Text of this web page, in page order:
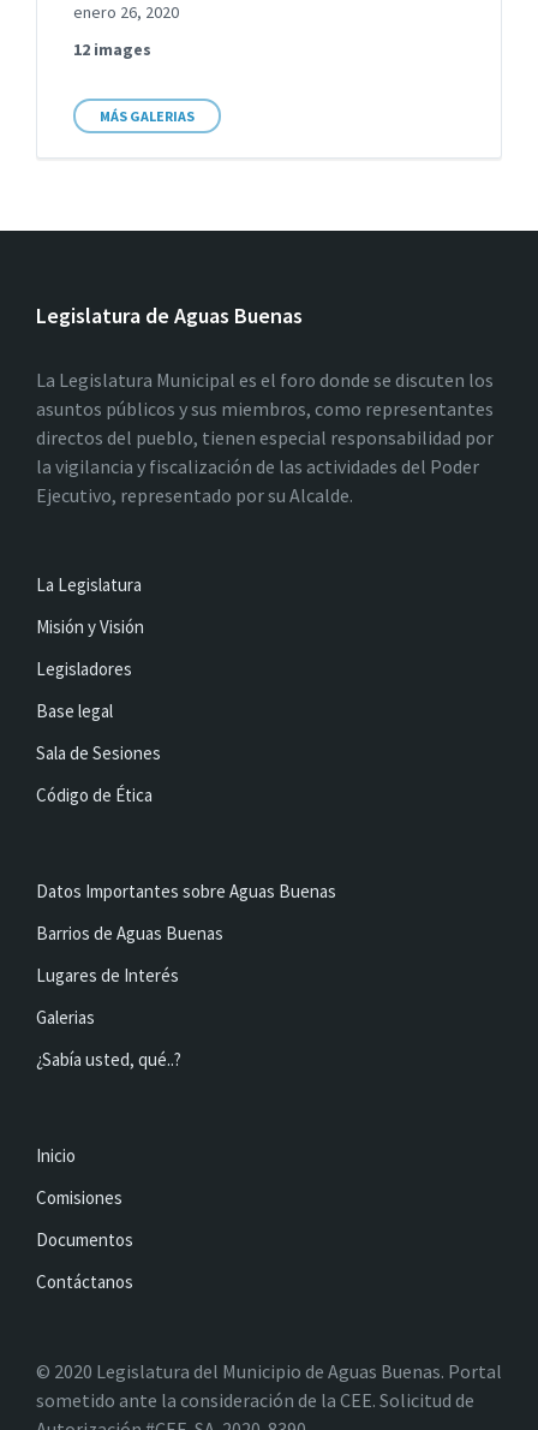
enero 26, 2020
12 images
MÁS GALERIAS
Legislatura de Aguas Buenas
La Legislatura Municipal es el foro donde se discuten los
asuntos públicos y sus miembros, como representantes
directos del pueblo, tienen especial responsabilidad por
la vigilancia y fiscalización de las actividades del Poder
Ejecutivo, representado por su Alcalde.
La Legislatura
Misión y Visión
Legisladores
Base legal
Sala de Sesiones
Código de Ética
Datos Importantes sobre Aguas Buenas
Barrios de Aguas Buenas
Lugares de Interés
Galerias
¿Sabía usted, qué..?
Inicio
Comisiones
Documentos
Contáctanos
© 2020 Legislatura del Municipio de Aguas Buenas. Portal
sometido ante la consideración de la CEE. Solicitud de